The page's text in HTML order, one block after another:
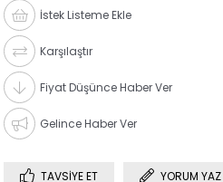
İstek Listeme Ekle
Karşılaştır
Fiyat Düşünce Haber Ver
Gelince Haber Ver
TAVSIYE ET YORUM YAZ